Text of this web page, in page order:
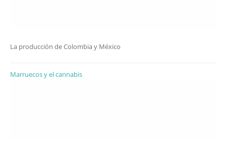
La producción de Colombia y México
Marruecos y el cannabis